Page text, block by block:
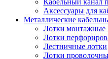
Аксессуары для
Металлические
Лотки монтажные
Лотки
Лестничные лотки
Лотки